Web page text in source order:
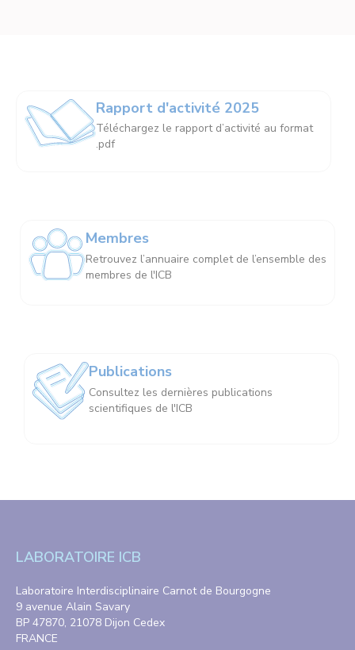
Rapport d'activité 2025
Téléchargez le rapport d’activité au format
.pdf
Membres
Retrouvez l’annuaire complet de l’ensemble des
membres de l'ICB
Publications
Consultez les dernières publications
scientifiques de l'ICB
LABORATOIRE ICB
Laboratoire Interdisciplinaire Carnot de Bourgogne
9 avenue Alain Savary
BP 47870, 21078 Dijon Cedex
FRANCE